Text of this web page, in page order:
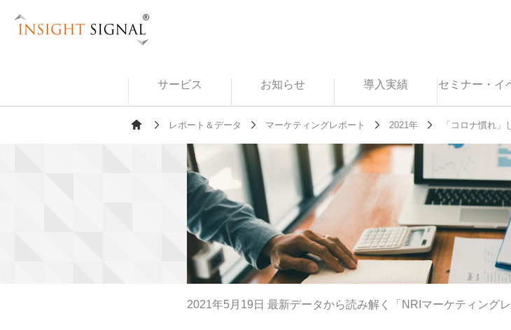
サービス お知らせ 導入実績 セミナー・イ
レポート＆データ マーケティングレポート 2021年 「コロナ慣れ
2021年5月19日 最新データから読み解く「NRIマーケティングレ